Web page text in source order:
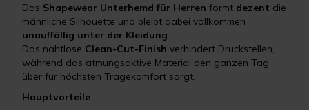
Das Shapewear Unterhemd für Herren formt dezent die
männliche Silhouette und bleibt dabei vollkommen
unauffällig unter der Kleidung.
Das nahtlose Clean-Cut-Finish verhindert Druckstellen,
während das atmungsaktive Material den ganzen Tag
über für höchsten Tragekomfort sorgt.
Hauptvorteile